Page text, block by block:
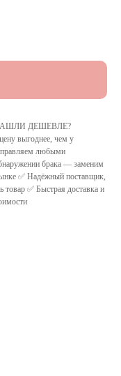
ДЕШЕВЛЕ?
выгоднее, чем у
любыми
брака — заменим
✅ Надёжный поставщик,
товар ✅ Быстрая доставка и